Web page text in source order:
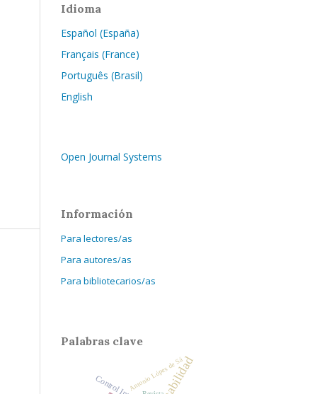
Idioma
Español (España)
Français (France)
Português (Brasil)
English
Open Journal Systems
Información
Para lectores/as
Para autores/as
Para bibliotecarios/as
Palabras clave
Antonio Lópes de Sá